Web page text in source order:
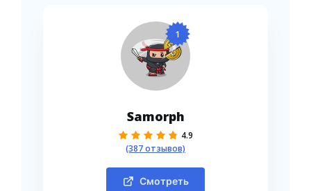
1
Samorph
4.9
(387 отзывов)
Смотреть